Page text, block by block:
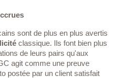
sont de plus en plus avertis
classique. Ils font bien plus
de leurs pairs qu'aux
agit comme une preuve
postée par un client satisfait